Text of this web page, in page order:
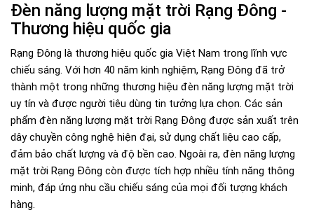
Đèn năng lượng mặt trời Rạng Đông -
Thương hiệu quốc gia
Rạng Đông là thương hiệu quốc gia Việt Nam trong lĩnh vực
chiếu sáng. Với hơn 40 năm kinh nghiệm, Rạng Đông đã trở
thành một trong những thương hiệu đèn năng lượng mặt trời
uy tín và được người tiêu dùng tin tưởng lựa chọn. Các sản
phẩm đèn năng lượng mặt trời Rạng Đông được sản xuất trên
dây chuyền công nghệ hiện đại, sử dụng chất liệu cao cấp,
đảm bảo chất lượng và độ bền cao. Ngoài ra, đèn năng lượng
mặt trời Rạng Đông còn được tích hợp nhiều tính năng thông
minh, đáp ứng nhu cầu chiếu sáng của mọi đối tượng khách
hàng.